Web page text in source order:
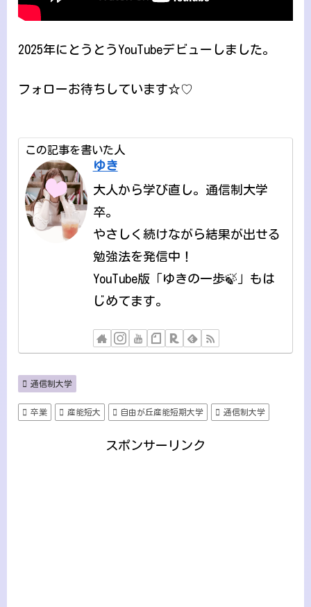
2025年にとうとうYouTubeデビューしました。
フォローお待ちしています☆♡
この記事を書いた人
ゆき
大人から学び直し。通信制大学
卒。
やさしく続けながら結果が出せる
勉強法を発信中！
YouTube版「ゆきの一歩🍃」もは
じめてます。
通信制大学
卒業 産能短大 自由が丘産能短期大学 通信制大学
スポンサーリンク